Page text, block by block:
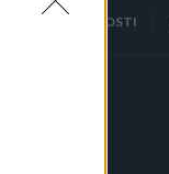
ZANIMLJIVOSTI